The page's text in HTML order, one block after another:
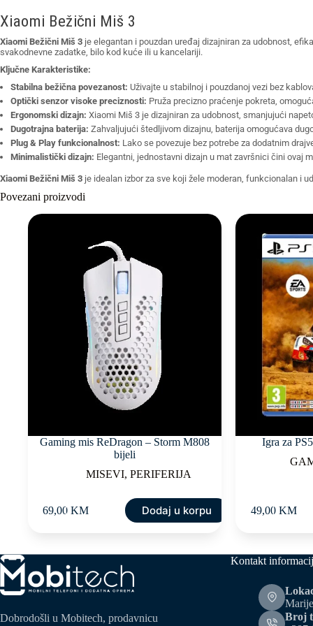
Xiaomi Bežični Miš 3
Xiaomi Bežični Miš 3 je elegantan i pouzdan uređaj dizajniran za udobnost,
svakodnevne zadatke, bilo kod kuće ili u kancelariji.
Ključne Karakteristike:
Stabilna bežična povezanost: Uživajte u stabilnoj i pouzdanoj vezi bez
Optički senzor visoke preciznosti: Pruža precizno praćenje pokreta,
Ergonomski dizajn: Xiaomi Miš 3 je dizajniran za udobnost, smanjujući
Dugotrajna baterija: Zahvaljujući štedljivom dizajnu, baterija omogućava
Plug & Play funkcionalnost: Lako se povezuje bez potrebe za dodatnim
Minimalistički dizajn: Elegantni, jednostavni dizajn u mat završnici čini ovaj
Xiaomi Bežični Miš 3 je idealan izbor za sve koji žele moderan, funkcionalan i
Povezani proizvodi
Gaming mis ReDragon – Storm M808
bijeli
MISEVI,PERIFERIJA
69,00KM Dodaj u korpu
Igra za
49,00 KM
Dobrodošli u Mobitech, prodavnicu
Kontakt
Broj